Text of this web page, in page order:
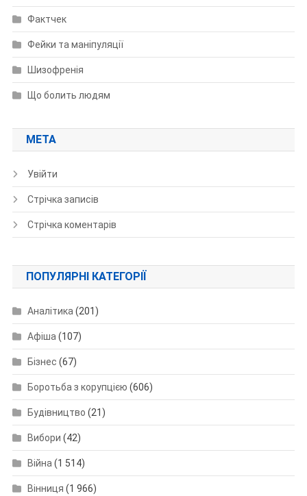
Фактчек
Фейки та маніпуляції
Шизофренія
Що болить людям
МЕТА
Увійти
Стрічка записів
Стрічка коментарів
ПОПУЛЯРНІ КАТЕГОРІЇ
Аналітика(201)
Афіша(107)
Бізнес (67)
Боротьба з корупцією (606)
Будівництво (21)
Вибори (42)
Війна(1 514)
Вінниця (1 966)